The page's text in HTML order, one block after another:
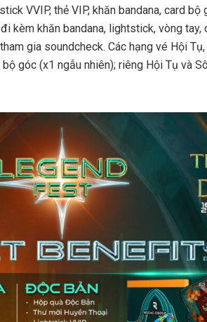
VVIP, thẻ VIP, khăn bandana, card bộ
kèm khăn bandana, lightstick, vòng tay,
gia soundcheck. Các hạng vé Hội
góc (x1 ngẫu nhiên); riêng Hội Tụ và